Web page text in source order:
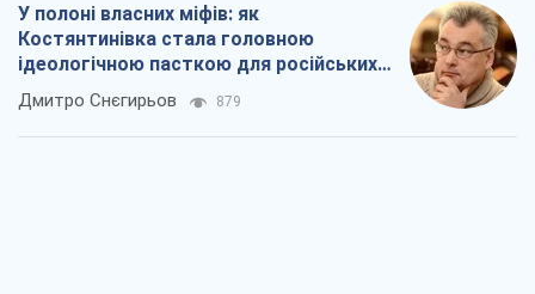
У полоні власних міфів: як
Костянтинівка стала головною
ідеологічною пасткою для російських
окупантів
Дмитро Снєгирьов 879